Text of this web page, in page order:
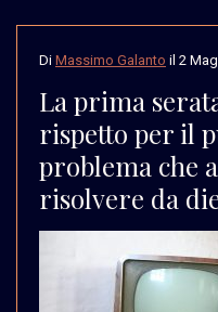
Di Massimo Galanto il 2
La prima
rispetto per il
problema che
risolvere da